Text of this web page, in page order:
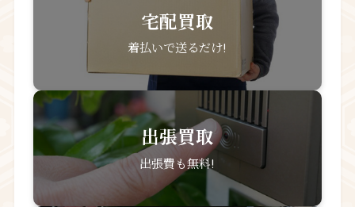
宅配買取
着払いで送るだけ!
出張買取
出張費も無料!